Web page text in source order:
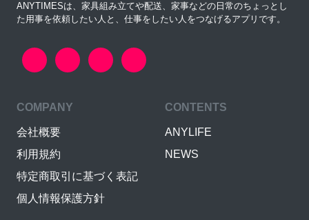
ANYTIMESは、家具組み立てや配送、家事などの日常のちょっとし
た用事を依頼したい人と、仕事をしたい人をつなげるアプリです。
COMPANY
会社概要
利用規約
特定商取引に基づく表記
個人情報保護方針
CONTENTS
ANYLIFE
NEWS